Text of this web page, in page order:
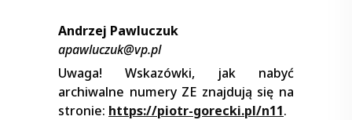
Andrzej Pawluczuk
apawluczuk@vp.pl
Uwaga! Wskazówki, jak nabyć
archiwalne numery ZE znajdują się na
stronie: https://piotr-gorecki.pl/n11.